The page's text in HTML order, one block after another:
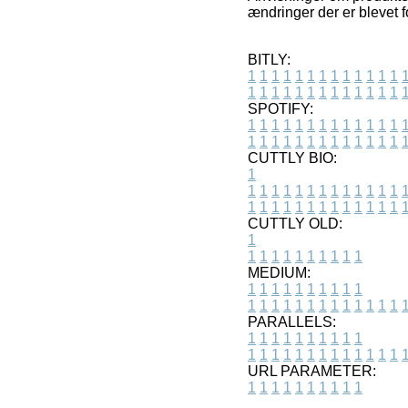
ændringer der er blevet
BITLY:
1 1 1 1 1 1 1 1 1 1 1 1 1 1
1 1 1 1 1 1 1 1 1 1 1 1 1 1
SPOTIFY:
1 1 1 1 1 1 1 1 1 1 1 1 1 1
1 1 1 1 1 1 1 1 1 1 1 1 1 1
CUTTLY BIO:
1
1 1 1 1 1 1 1 1 1 1 1 1 1 1
1 1 1 1 1 1 1 1 1 1 1 1 1 1
CUTTLY OLD:
1
1 1 1 1 1 1 1 1 1 1
MEDIUM:
1 1 1 1 1 1 1 1 1 1
1 1 1 1 1 1 1 1 1 1 1 1 1 1
PARALLELS:
1 1 1 1 1 1 1 1 1 1
1 1 1 1 1 1 1 1 1 1 1 1 1 1
URL PARAMETER:
1 1 1 1 1 1 1 1 1 1